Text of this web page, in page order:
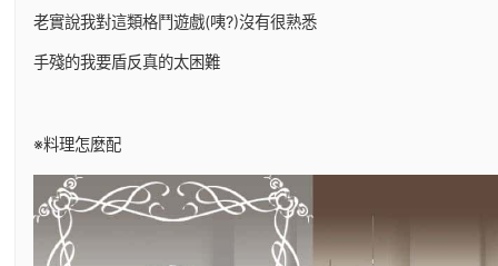
老實說我對這類格鬥遊戲(咦?)沒有很熟悉
手殘的我要盾反真的太困難
※料理怎麼配